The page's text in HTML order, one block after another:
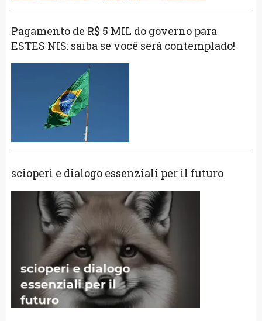
Pagamento de R$ 5 MIL do governo para
ESTES NIS: saiba se você será contemplado!
scioperi e dialogo essenziali per il futuro